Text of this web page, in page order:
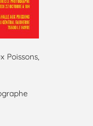
Poissons,